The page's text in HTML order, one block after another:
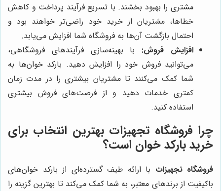
مشتری را بهبود بخشند. با تسریع فرآیند پرداخت و کاهش
خطاها، مشتریان از خرید خود راضی‌تر خواهند بود و
احتمال بازگشت آن‌ها به فروشگاه شما افزایش می‌یابد.
افزایش فروش: با بهینه‌سازی فرآیندهای فروشگاهی،
می‌توانید فروش خود را افزایش دهید. بارکد خوان‌ها به
شما کمک می‌کنند تا مشتریان بیشتری را در مدت زمان
کمتری خدمات دهید و از فرصت‌های فروش بیشتری
استفاده کنید.
چرا فروشگاه تجهیزات بهترین انتخاب برای
خرید بارکد خوان است؟
فروشگاه تجهیزات با ارائه طیف گسترده‌ای از بارکد خوان‌های
باکیفیت از برندهای معتبر، به شما کمک می‌کند تا بهترین گزینه را